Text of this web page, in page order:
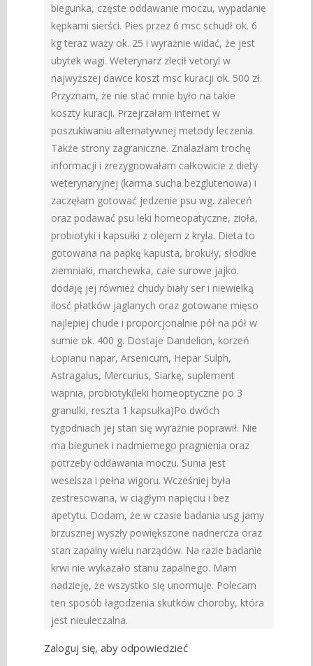
biegunka, częste oddawanie moczu, wypadanie
kępkami sierści. Pies przez 6 msc schudł ok. 6
kg teraz waży ok. 25 i wyrażnie widać, że jest
ubytek wagi. Weterynarz zlecił vetoryl w
najwyższej dawce koszt msc kuracji ok. 500 zł.
Przyznam, że nie stać mnie było na takie
koszty kuracji. Przejrzałam internet w
poszukiwaniu alternatywnej metody leczenia.
Także strony zagraniczne. Znalazłam trochę
informacji i zrezygnowałam całkowicie z diety
weterynaryjnej (karma sucha bezglutenowa) i
zaczęłam gotować jedzenie psu wg. zaleceń
oraz podawać psu leki homeopatyczne, zioła,
probiotyki i kapsułki z olejem z kryla. Dieta to
gotowana na papkę kapusta, brokuły, słodkie
ziemniaki, marchewka, całe surowe jajko.
dodaję jej również chudy biały ser i niewielką
ilosć płatków jaglanych oraz gotowane mięso
najlepiej chude i proporcjonalnie pół na pół w
sumie ok. 400 g. Dostaje Dandelion, korzeń
Łopianu napar, Arsenicum, Hepar Sulph,
Astragalus, Mercurius, Siarkę, suplement
wapnia, probiotyk(leki homeoptyczne po 3
granulki, reszta 1 kapsułka)Po dwóch
tygodniach jej stan się wyrażnie poprawił. Nie
ma biegunek i nadmiernego pragnienia oraz
potrzeby oddawania moczu. Sunia jest
weselsza i pełna wigoru. Wcześniej była
zestresowana, w ciągłym napięciu i bez
apetytu. Dodam, że w czasie badania usg jamy
brzusznej wyszły powiększone nadnercza oraz
stan zapalny wielu narządów. Na razie badanie
krwi nie wykazało stanu zapalnego. Mam
nadzieję, że wszystko się unormuje. Polecam
ten sposób łagodzenia skutków choroby, która
jest nieuleczalna.
Zaloguj się, aby odpowiedzieć